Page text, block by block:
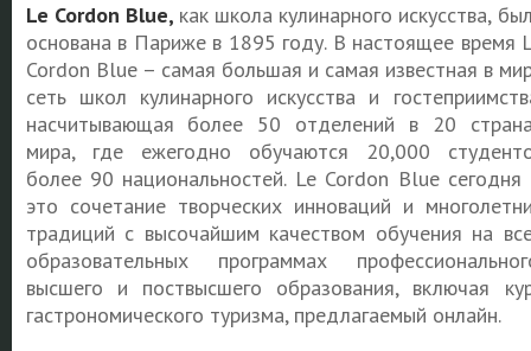
Le Cordon Blue, как школа кулинарного искусства,
основана в Париже в 1895 году. В настоящее время
Cordon Blue – самая большая и самая известная в
сеть школ кулинарного искусства и
насчитывающая более 50 отделений в 20
мира, где ежегодно обучаются 20,000
более 90 национальностей. Le Cordon Blue
это сочетание творческих инноваций и
традиций с высочайшим качеством обучения на
образовательных программах
высшего и поствысшего образования, включая
гастрономического туризма, предлагаемый онлайн.